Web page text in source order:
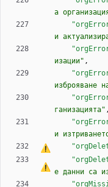
а
и
изации" ,
изброяване
ганизацията" ,
и
е данни са